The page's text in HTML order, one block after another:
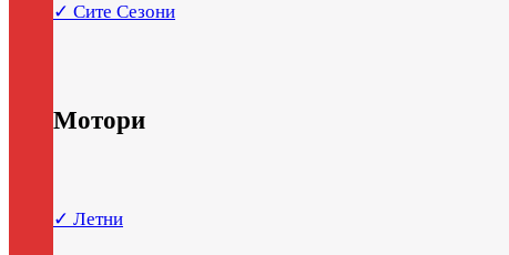
✓ Сите Сезони
Мотори
✓ Летни